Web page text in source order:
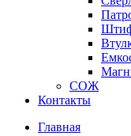
СОЖ
Контакты
Главная